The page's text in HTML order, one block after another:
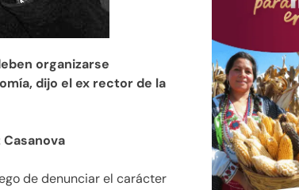
organizarse
dijo el ex rector de la
de denunciar el carácter